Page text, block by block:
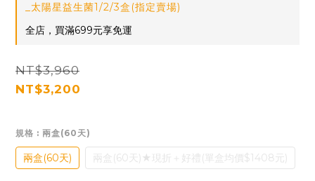
_太陽星益生菌1/2/3盒(指定賣場)
全店，買滿699元享免運
NT$3,960
NT$3,200
規格 : 兩盒(60天)
兩盒(60天) 兩盒(60天)★現折＋好禮(單盒均價$1408元)